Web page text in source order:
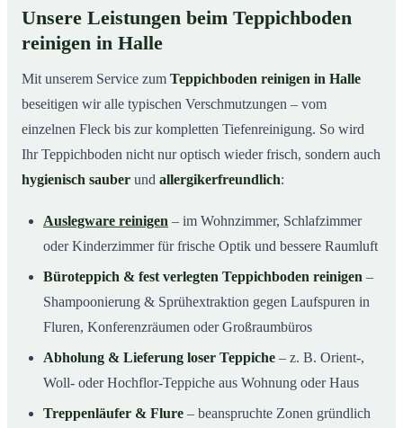
Unsere Leistungen beim Teppichboden
reinigen in Halle
Mit unserem Service zum Teppichboden reinigen in Halle
beseitigen wir alle typischen Verschmutzungen – vom
einzelnen Fleck bis zur kompletten Tiefenreinigung. So wird
Ihr Teppichboden nicht nur optisch wieder frisch, sondern auch
hygienisch sauber und allergikerfreundlich:
Auslegware reinigen – im Wohnzimmer, Schlafzimmer
oder Kinderzimmer für frische Optik und bessere Raumluft
Büroteppich & fest verlegten Teppichboden reinigen –
Shampoonierung & Sprühextraktion gegen Laufspuren in
Fluren, Konferenzräumen oder Großraumbüros
Abholung & Lieferung loser Teppiche – z. B. Orient-,
Woll- oder Hochflor-Teppiche aus Wohnung oder Haus
Treppenläufer & Flure – beanspruchte Zonen gründlich